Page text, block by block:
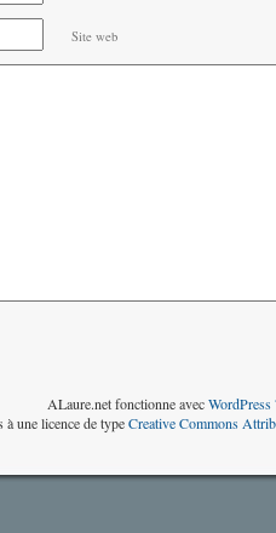
Site web
ALaure.net fonctionne avecWordPress
à une licence de typeCreative Commons